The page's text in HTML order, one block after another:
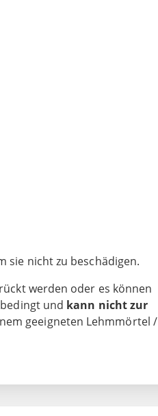
sie nicht zu beschädigen.
werden oder es können
und kann nicht zur
geeigneten Lehmmörtel /